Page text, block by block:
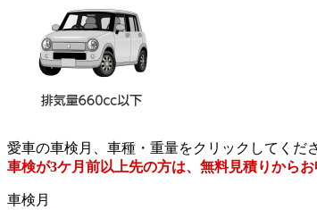
愛車の車検月、車種・重量をクリックしてくだ
車検が3ケ月前以上先の方は、無料見積りから
車検月